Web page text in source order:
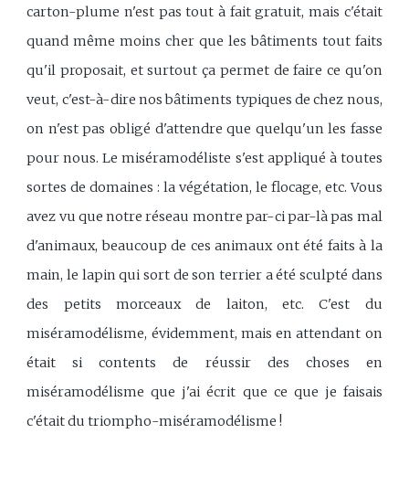
carton-plume n'est pas tout à fait gratuit, mais c'était
quand même moins cher que les bâtiments tout faits
qu'il proposait, et surtout ça permet de faire ce qu'on
veut, c'est-à-dire nos bâtiments typiques de chez nous,
on n'est pas obligé d'attendre que quelqu'un les fasse
pour nous. Le miséramodéliste s'est appliqué à toutes
sortes de domaines : la végétation, le flocage, etc. Vous
avez vu que notre réseau montre par-ci par-là pas mal
d'animaux, beaucoup de ces animaux ont été faits à la
main, le lapin qui sort de son terrier a été sculpté dans
des petits morceaux de laiton, etc. C'est du
miséramodélisme, évidemment, mais en attendant on
était si contents de réussir des choses en
miséramodélisme que j'ai écrit que ce que je faisais
c'était du triompho-miséramodélisme !